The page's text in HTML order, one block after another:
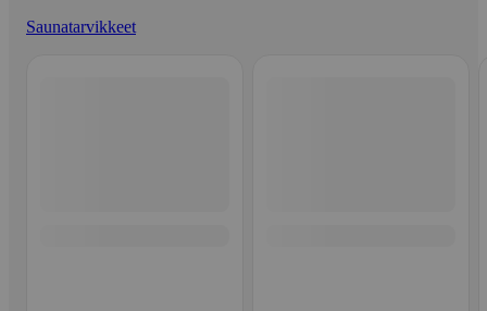
Saunatarvikkeet